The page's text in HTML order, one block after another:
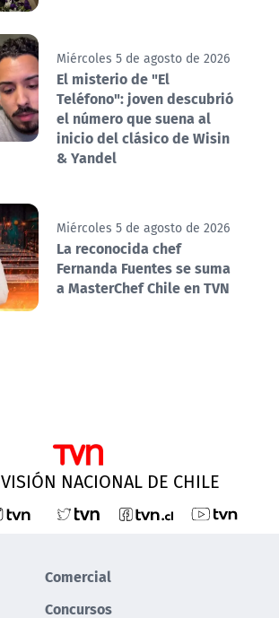
Miércoles 5 de agosto de 2026
El misterio de "El
Teléfono": joven descubrió
el número que suena al
inicio del clásico de Wisin
& Yandel
Miércoles 5 de agosto de 2026
La reconocida chef
Fernanda Fuentes se suma
a MasterChef Chile en TVN
NACIONAL DE CHILE
Comercial
Concursos